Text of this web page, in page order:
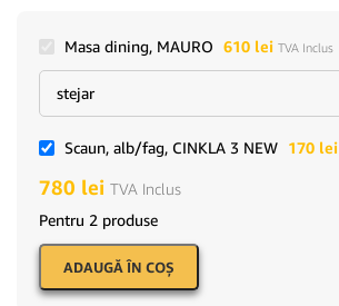
Masa dining, MAURO 610 lei TVA Inclus
Scaun, alb/fag, CINKLA 3 NEW 170 lei
780 lei TVA Inclus
Pentru 2 produse
ADAUGĂ ÎN COŞ